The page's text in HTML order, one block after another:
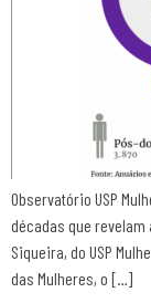
Observatório USP
décadas que
Siqueira, do USP
das Mulheres, o […]